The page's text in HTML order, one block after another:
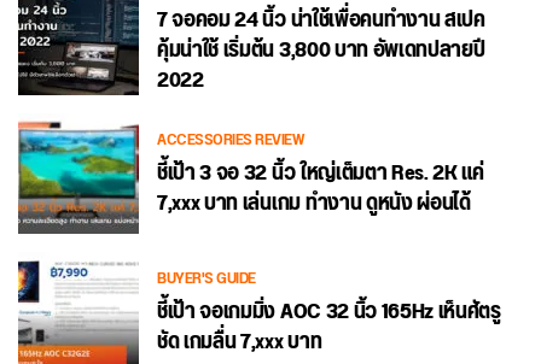
7 จอคอม 24 นิ้ว น่าใช้เพื่อคนทำงาน สเปค
คุ้มน่าใช้ เริ่มต้น 3,800 บาท อัพเดทปลายปี
2022
ACCESSORIES REVIEW
ชี้เป้า 3 จอ 32 นิ้ว ใหญ่เต็มตา Res. 2K แค่
7,xxx บาท เล่นเกม ทำงาน ดูหนัง ผ่อนได้
BUYER'S GUIDE
ชี้เป้า จอเกมมิ่ง AOC 32 นิ้ว 165Hz เห็นศัตรู
ชัด เกมลื่น 7,xxx บาท